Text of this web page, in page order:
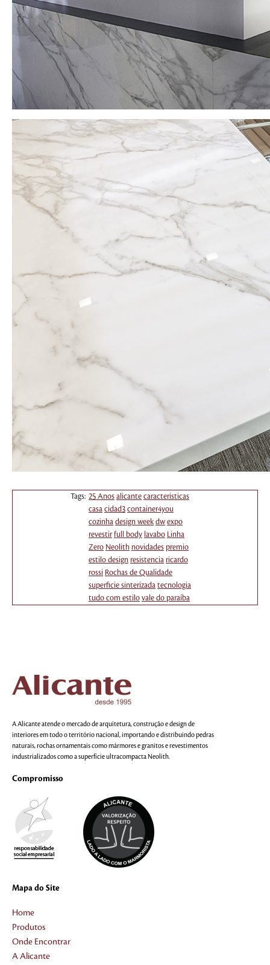
Tags: 25 Anos alicante caracteristicas
casa cidad3 container4you
cozinha design week dw expo
revestir full body lavabo Linha
Zero Neolith novidades premio
estilo design resistencia ricardo
rossi Rochas de Qualidade
superficie sinterizada tecnologia
tudo com estilo vale do paraíba
A Alicante atende o mercado de arquitetura, construção e design de
interiores em todo o território nacional, importando e distribuindo pedras
naturais, rochas ornamentais como mármores e granitos e revestimentos
industrializados como a superfície ultracompacta Neolith.
Compromisso
Mapa do Site
Home
Produtos
Onde Encontrar
A Alicante